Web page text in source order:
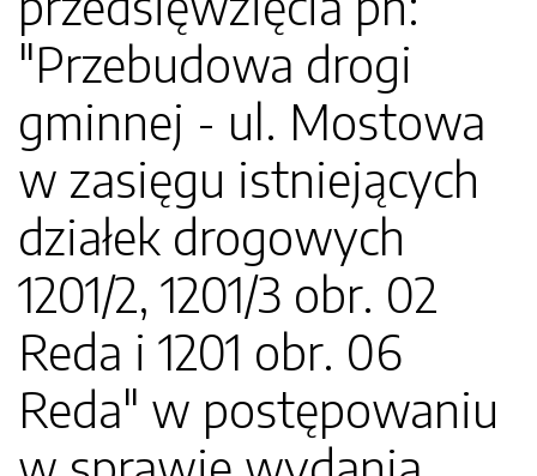
"Przebudowa drogi
gminnej - ul. Mostowa
w zasięgu istniejących
działek drogowych
1201/2, 1201/3 obr. 02
Reda i 1201 obr. 06
Reda" w postępowaniu